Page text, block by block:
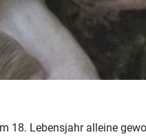
18. Lebensjahr alleine